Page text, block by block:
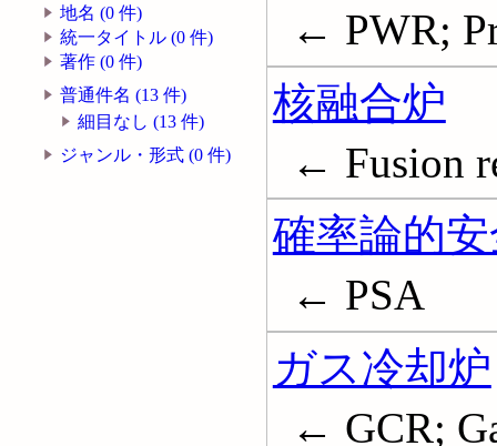
地名 (0 件)
統一タイトル (0 件)
著作 (0 件)
普通件名 (13 件)
細目なし (13 件)
ジャンル・形式 (0 件)
← PWR;
核融合炉
← Fusion
確率論的
← PSA
ガス冷却炉
← GCR;